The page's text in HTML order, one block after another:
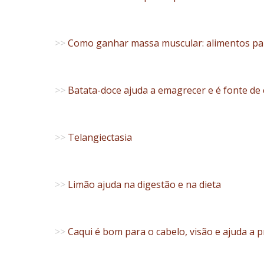
>> Como ganhar massa muscular: alimentos
>> Batata-doce ajuda a emagrecer e é fonte
>> Telangiectasia
>> Limão ajuda na digestão e na dieta
>> Caqui é bom para o cabelo, visão e ajuda a